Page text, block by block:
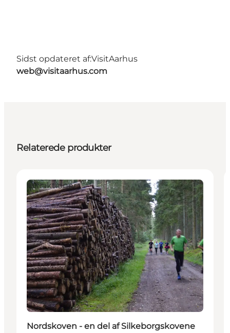
Sidst opdateret af:VisitAarhus
web@visitaarhus.com
Relaterede produkter
Attraktioner
Nordskoven - en del af Silkeborgskovene